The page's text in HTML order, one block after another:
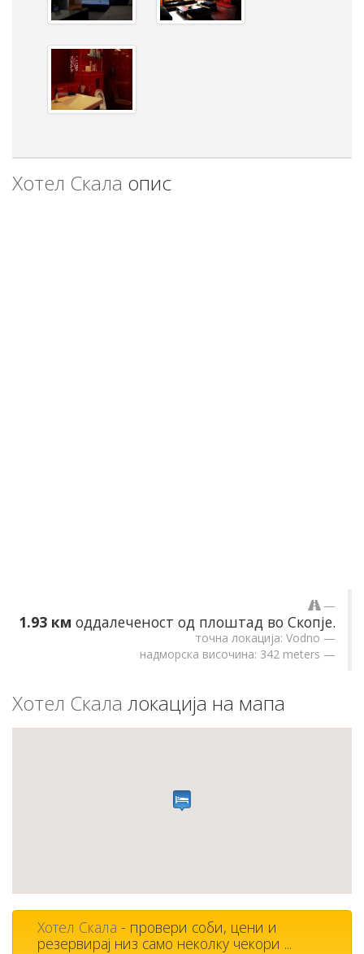
Хотел Скала опис
1.93 км оддалеченост од плоштад во Скопје.
точна локација: Vodno
надморска височина: 342 meters
Хотел Скала локација на мапа
Хотел Скала - провери соби, цени и
резервирај низ само неколку чекори ...